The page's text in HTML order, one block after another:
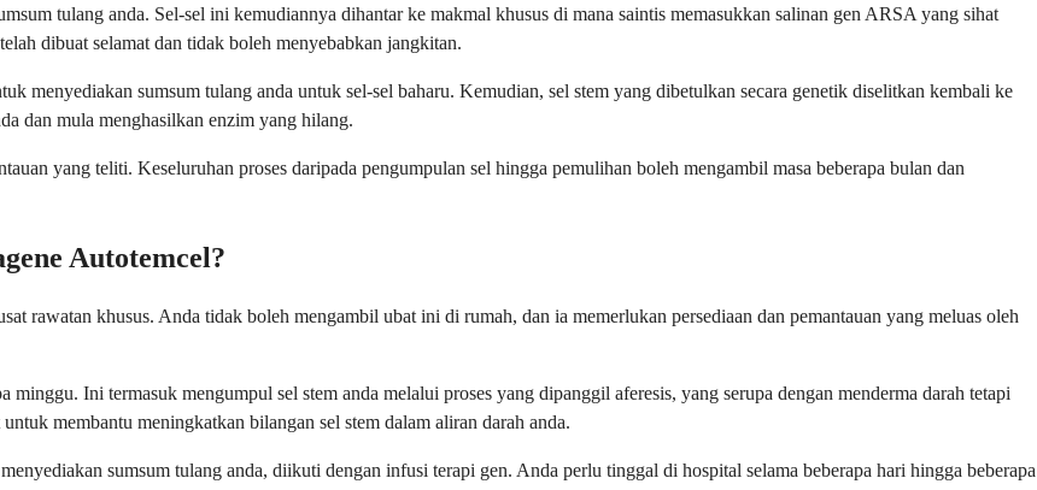
tulang anda. Sel-sel ini kemudiannya dihantar ke makmal khusus di mana saintis memasukkan salinan gen ARSA yang sihat
dibuat selamat dan tidak boleh menyebabkan jangkitan.
menyediakan sumsum tulang anda untuk sel-sel baharu. Kemudian, sel stem yang dibetulkan secara genetik diselitkan kembali ke
dan mula menghasilkan enzim yang hilang.
yang teliti. Keseluruhan proses daripada pengumpulan sel hingga pemulihan boleh mengambil masa beberapa bulan dan
Autotemcel?
rawatan khusus. Anda tidak boleh mengambil ubat ini di rumah, dan ia memerlukan persediaan dan pemantauan yang meluas oleh
minggu. Ini termasuk mengumpul sel stem anda melalui proses yang dipanggil aferesis, yang serupa dengan menderma darah tetapi
membantu meningkatkan bilangan sel stem dalam aliran darah anda.
sumsum tulang anda, diikuti dengan infusi terapi gen. Anda perlu tinggal di hospital selama beberapa hari hingga beberapa